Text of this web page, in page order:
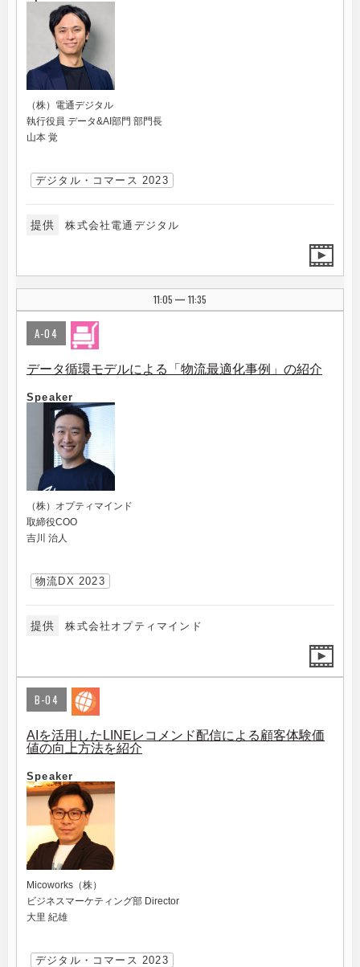
（株）電通デジタル
執行役員 データ&AI部門 部門長
山本 覚
デジタル・コマース 2023
提供 株式会社電通デジタル
11:05 | 11:35
A-04
データ循環モデルによる「物流最適化事例」の紹介
Speaker
（株）オプティマインド
取締役COO
吉川 治人
物流DX 2023
提供 株式会社オプティマインド
B-04
AIを活用したLINEレコメンド配信による顧客体験価
値の向上方法を紹介
Speaker
Micoworks（株）
ビジネスマーケティング部 Director
大里 紀雄
デジタル・コマース 2023